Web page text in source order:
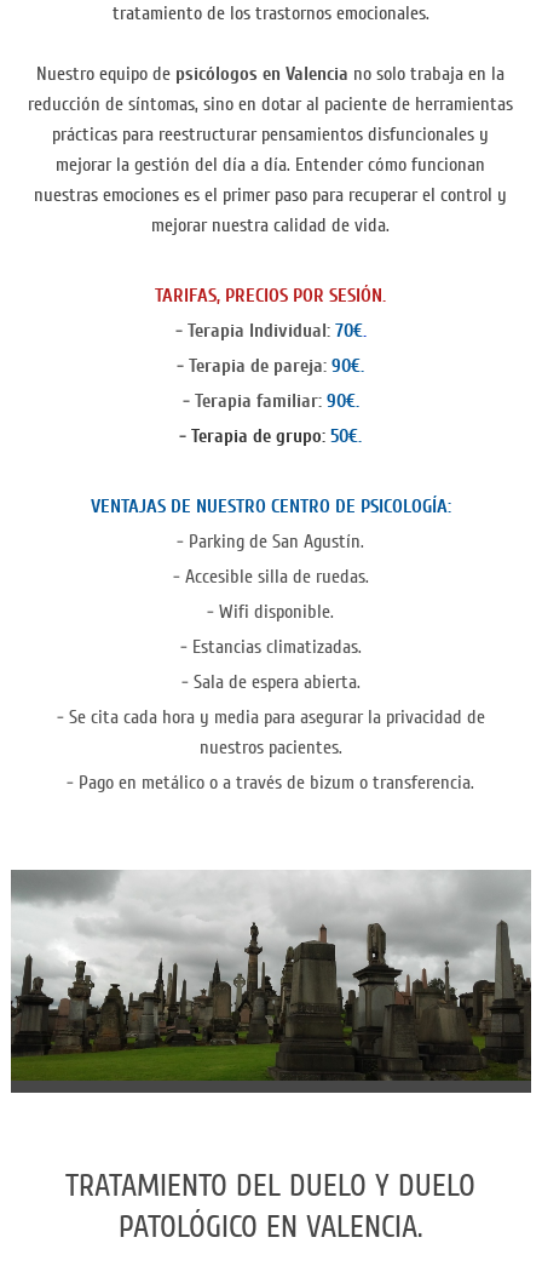
tratamiento de los trastornos emocionales.
Nuestro equipo de psicólogos en Valencia no solo trabaja en la
reducción de síntomas, sino en dotar al paciente de herramientas
prácticas para reestructurar pensamientos disfuncionales y
mejorar la gestión del día a día. Entender cómo funcionan
nuestras emociones es el primer paso para recuperar el control y
mejorar nuestra calidad de vida.
TARIFAS, PRECIOS POR SESIÓN.
- Terapia Individual: 70€.
- Terapia de pareja:90€.
- Terapia familiar: 90€.
- Terapia de grupo: 50€.
VENTAJAS DE NUESTRO CENTRO DE PSICOLOGÍA:
- Parking de San Agustín.
- Accesible silla de ruedas.
- Wifi disponible.
- Estancias climatizadas.
- Sala de espera abierta.
- Se cita cada hora y media para asegurar la privacidad de
nuestros pacientes.
- Pago en metálico o a través de bizum o transferencia.
TRATAMIENTO DEL DUELO Y DUELO
PATOLÓGICO EN VALENCIA.